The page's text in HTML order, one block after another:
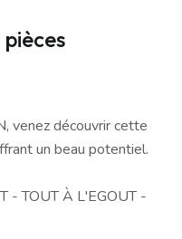
venez découvrir cette
un beau potentiel.
- TOUT À L'EGOUT -